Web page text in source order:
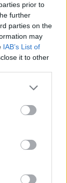
prior to
further
parties on the
may
IAB’s List of
it to other
de l’ex-